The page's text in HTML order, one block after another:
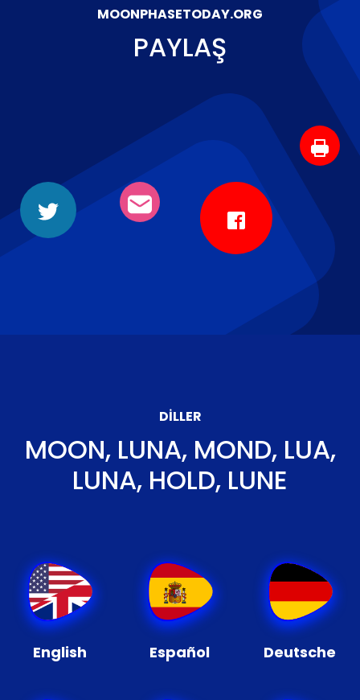
MOONPHASETODAY.ORG
PAYLAŞ
DILLER
MOON, LUNA, MOND, LUA,
LUNA, HOLD, LUNE
English Español Deutsche